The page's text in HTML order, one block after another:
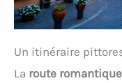
Un itinéraire
La route romantique